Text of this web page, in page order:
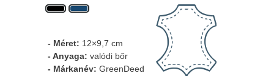
- Méret: 12×9,7 cm
- Anyaga: valódi bőr
- Márkanév: GreenDeed